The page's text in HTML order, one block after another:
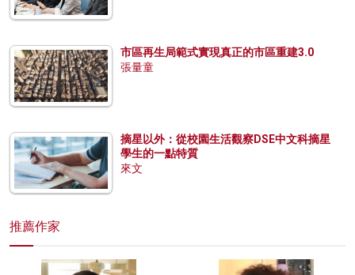
市區再生局範式實現真正的市區重建3.0
張量童
摘星以外：從校園生活觀察DSE中文科摘星
學生的一點特質
來文
推薦作家